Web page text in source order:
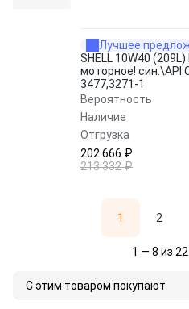
Лучшее
SHELL 10W40
моторное! син.\API
3477,3271-1
Вероятность
Наличие
Отгрузка
202 666 ₽
213 332 ₽
1 2
1 — 8 из
С этим товаром покупают